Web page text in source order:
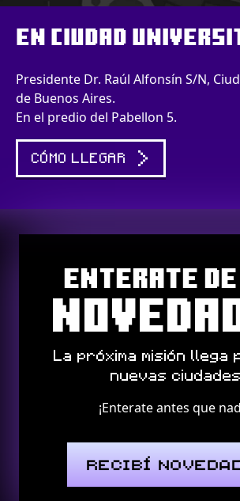
EN CIUDAD
Presidente Dr. Raúl Alfonsín S/N,
de Buenos Aires.
En el predio del Pabellon 5.
CÓMO LLEGAR
ENTERATE
La próxima misión llega
nuevas ciudades.
¡Enterate antes que
RECIBÍ